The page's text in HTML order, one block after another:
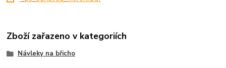
Zboží zařazeno v kategoriích
Návleky na břicho